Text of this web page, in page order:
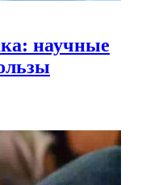
научные